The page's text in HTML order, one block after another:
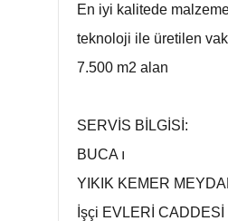
En iyi kalitede
teknoloji ile üretilen
7.500 m2 alan
SERVİS BİLGİSİ:
BUCA ı
YIKIK KEMER
İşçi EVLERİ CADDESİ